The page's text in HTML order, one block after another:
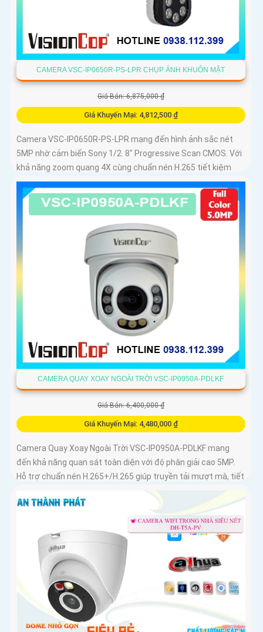
CAMERA VSC-IP0650R-PS-LPR CHỤP ẢNH KHUÔN MẶT
Giá Bán: 6,875,000 ₫
Giá Khuyến Mại: 4,812,500 ₫
Camera VSC-IP0650R-PS-LPR mang đến hình ảnh sắc nét
5MP nhờ cảm biến Sony 1/2. 8" Progressive Scan CMOS. Với
khả năng zoom quang 4X cùng chuẩn nén H.265 tiết kiệm
dung lượng...
CAMERA QUAY XOAY NGOÀI TRỜI VSC-IP0950A-PDLKF
Giá Bán: 6,400,000 ₫
Giá Khuyến Mại: 4,480,000 ₫
Camera Quay Xoay Ngoài Trời VSC-IP0950A-PDLKF mang
đến khả năng quan sát toàn diện với độ phân giải cao 5MP.
Hỗ trợ chuẩn nén H.265+/H.265 giúp truyền tải mượt mà, tiết